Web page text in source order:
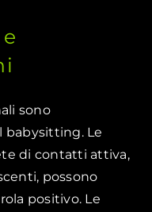
sono
babysitting. Le
di contatti attiva,
possono
positivo. Le